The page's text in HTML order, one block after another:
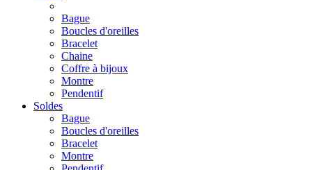
Bague
Boucles d'oreilles
Bracelet
Chaine
Coffre à bijoux
Montre
Pendentif
Soldes
Bague
Boucles d'oreilles
Bracelet
Montre